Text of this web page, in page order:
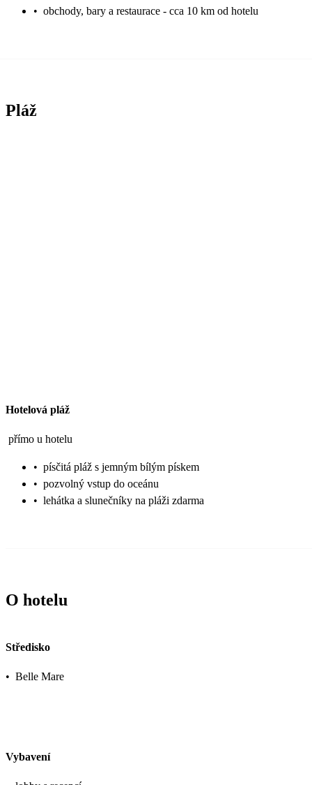
• obchody, bary a restaurace - cca 10 km od hotelu
Pláž
Hotelová pláž
přímo u hotelu
• písčitá pláž s jemným bílým pískem
• pozvolný vstup do oceánu
• lehátka a slunečníky na pláži zdarma
O hotelu
Středisko
• Belle Mare
Vybavení